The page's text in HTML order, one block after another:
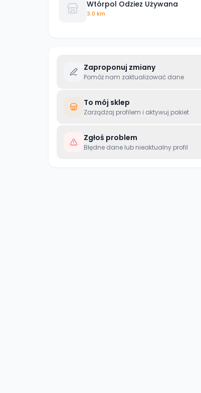
Wtórpol Odziez Używana
3.0 km
Zaproponuj zmiany
Pomóż nam zaktualizować dane
To mój sklep
Zarządzaj profilem i aktywuj pakiet
Zgłoś problem
Błędne dane lub nieaktualny profil